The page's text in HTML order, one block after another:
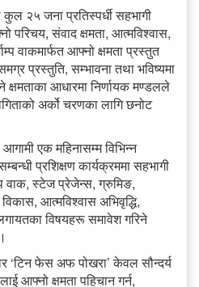
२५ जना प्रतिस्पर्धी सहभागी
संवाद क्षमता, आत्मविश्वास,
वाकमार्फत आफ्नो क्षमता प्रस्तुत
प्रस्तुति, सम्भावना तथा भविष्यमा
आधारमा निर्णायक मण्डलले
अर्को चरणका लागि छनोट
एक महिनासम्म विभिन्न
प्रशिक्षण कार्यक्रममा सहभागी
वाक, स्टेज प्रेजेन्स, ग्रुमिङ,
आत्मविश्वास अभिवृद्धि,
विषयहरू समावेश गरिने
फेस अफ पोखरा’ केवल सौन्दर्य
आफ्नो क्षमता पहिचान गर्न,